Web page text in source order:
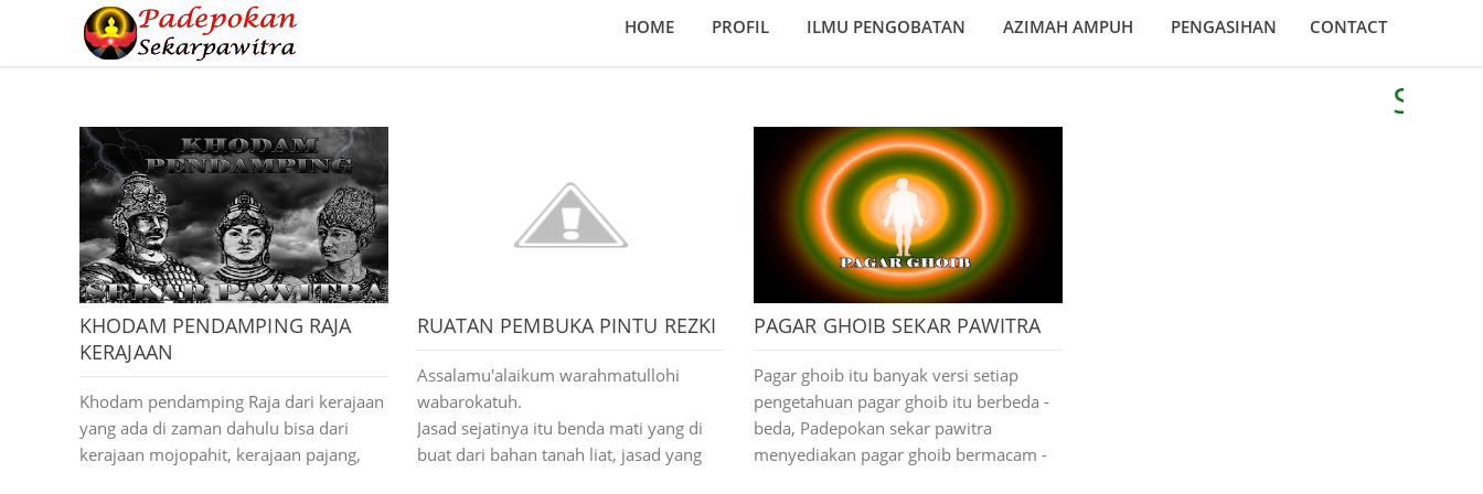
HOME PROFIL ILMU PENGOBATAN AZIMAH AMPUH PENGASIHAN CONTACT
KHODAM PENDAMPING RAJA
KERAJAAN
Khodam pendamping Raja dari kerajaan
yang ada di zaman dahulu bisa dari
kerajaan mojopahit, kerajaan pajang,
RUATAN PEMBUKA PINTU REZKI
Assalamu'alaikum warahmatullohi
wabarokatuh.
Jasad sejatinya itu benda mati yang di
buat dari bahan tanah liat, jasad yang
PAGAR GHOIB SEKAR PAWITRA
Pagar ghoib itu banyak versi setiap
pengetahuan pagar ghoib itu berbeda -
beda, Padepokan sekar pawitra
menyediakan pagar ghoib bermacam -